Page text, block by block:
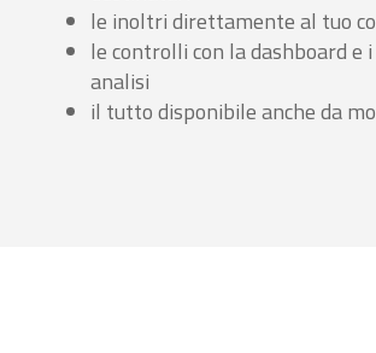
le inoltri direttamente al tuo
le controlli con la dashboard e
analisi
il tutto disponibile anche da